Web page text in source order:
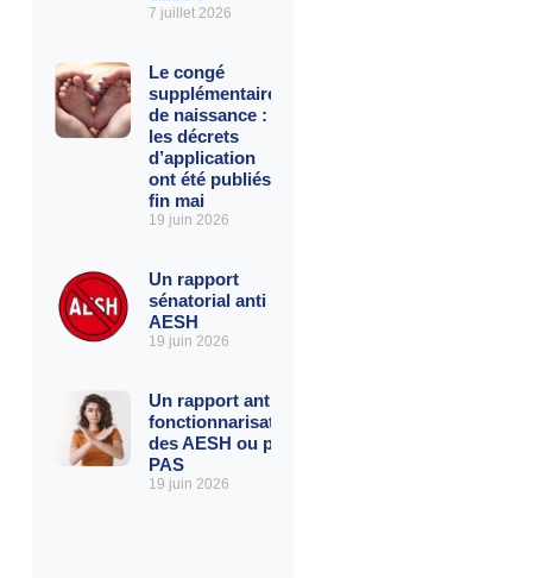
7 juillet 2026
Le congé
supplémentaire
de naissance :
les décrets
d’application
ont été publiés
fin mai
19 juin 2026
Un rapport
sénatorial anti
AESH
19 juin 2026
Un rapport anti-
fonctionnarisation
des AESH ou pro
PAS
19 juin 2026